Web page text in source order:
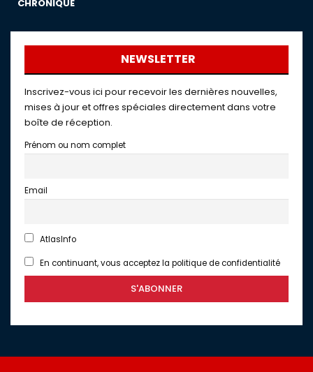
CHRONIQUE
NEWSLETTER
Inscrivez-vous ici pour recevoir les dernières nouvelles,
mises à jour et offres spéciales directement dans votre
boîte de réception.
Prénom ou nom complet
Email
AtlasInfo
En continuant, vous acceptez la politique de confidentialité